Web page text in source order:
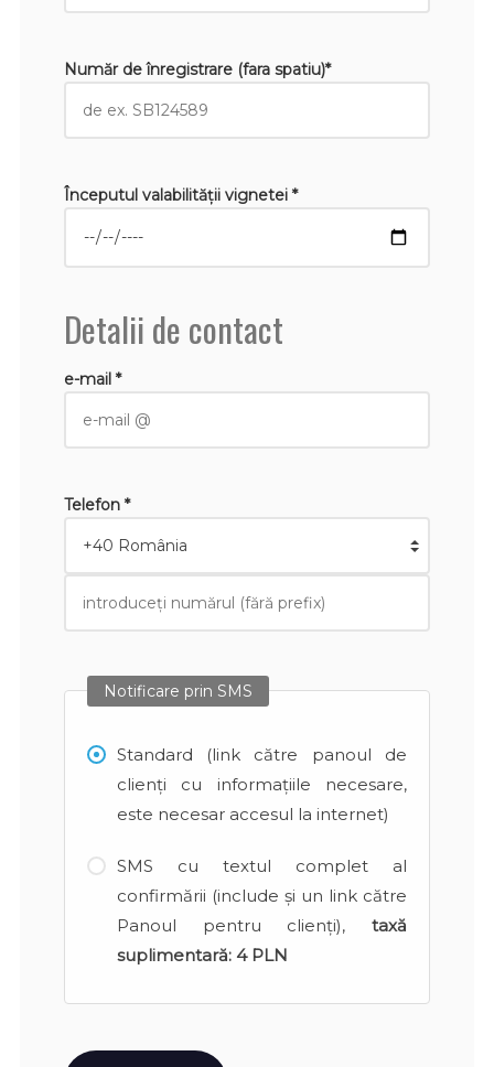
Număr de înregistrare (fara spatiu)*
Începutul valabilităţii vignetei *
Detalii de contact
e-mail *
Telefon *
Notificare prin SMS
Standard (link către panoul de
clienți cu informațiile necesare,
este necesar accesul la internet)
SMS cu textul complet al
confirmării (include și un link către
Panoul pentru clienți), taxă
suplimentară: 4 PLN